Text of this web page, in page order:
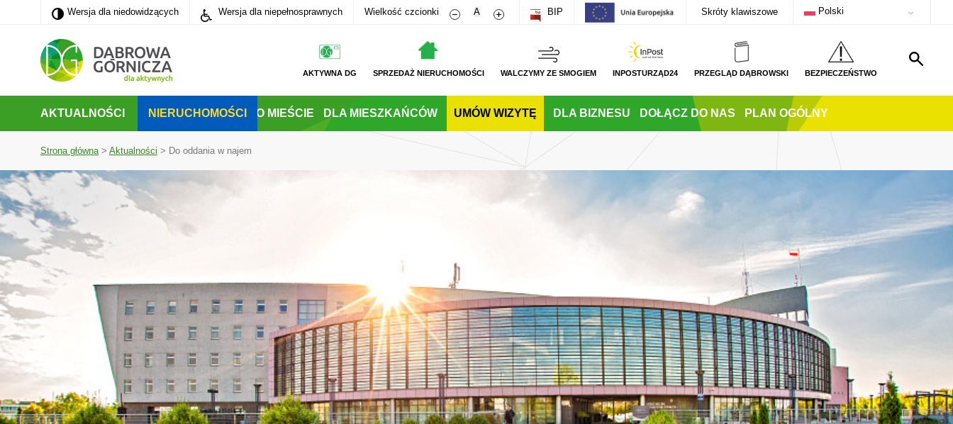
PRZEJDŹ DO MENU GŁÓWNEGO
PRZEJDŹ DO WYSZUKIWARKI
PRZEJDŹ DO TREŚCI
Wersja dla niedowidzących
Wersja dla niedowidzących Wersja dla niepełnosprawnych Wielkość czcionki Zmniejsz rozmiar czcionki
A Zwiększ rozmiar czcionki
BIP Skróty klawiszowe Polski
AKTYWNA DG SPRZEDAŻ NIERUCHOMOŚCI WALCZYMY ZE SMOGIEM INPOSTURZĄD24 PRZEGLĄD DĄBROWSKI BEZPIECZEŃSTWO
AKTUALNOŚCI NIERUCHOMOŚCI O MIEŚCIE DLA MIESZKAŃCÓW UMÓW WIZYTĘ DLA BIZNESU DOŁĄCZ DO NAS PLAN OGÓLNY
Strona główna> Aktualności > Do oddania w najem